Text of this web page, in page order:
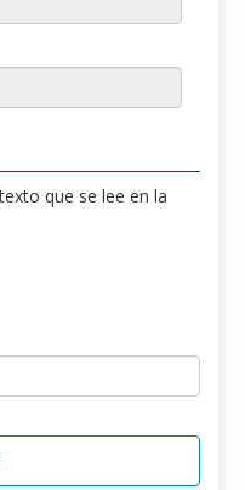
que se lee en la